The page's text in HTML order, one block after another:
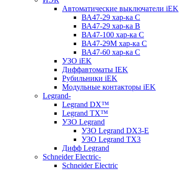
Автоматические выключатели iEK
ВА47-29 хар-ка C
ВА47-29 хар-ка B
ВА47-100 хар-ка C
ВА47-29M хар-ка C
ВА47-60 хар-ка C
УЗО iEK
Диффавтоматы IEK
Рубильники iEK
Модульные контакторы iEK
Legrand-
Legrand DX™
Legrand TX™
УЗО Legrand
УЗО Legrand DX3-E
УЗО Legrand TX3
Дифф Legrand
Schneider Electric-
Schneider Electric